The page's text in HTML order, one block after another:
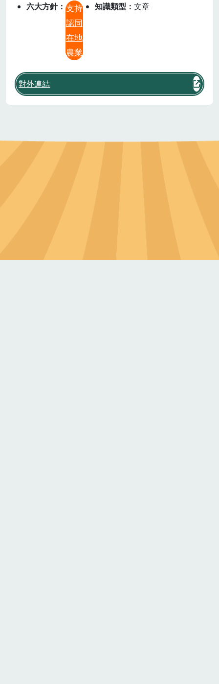
六大方針
支持
認同
在地
農業
知識類型 文章
對外連結